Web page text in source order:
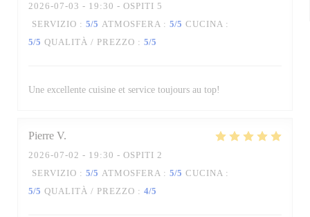
2026-07-03 - 19:30 - OSPITI 5
SERVIZIO : 5/5 ATMOSFERA : 5/5 CUCINA :
5/5 QUALITÀ / PREZZO : 5/5
Une excellente cuisine et service toujours au top!
Pierre V
2026-07-02 - 19:30 - OSPITI 2
SERVIZIO : 5/5 ATMOSFERA : 5/5 CUCINA :
5/5 QUALITÀ / PREZZO : 4/5